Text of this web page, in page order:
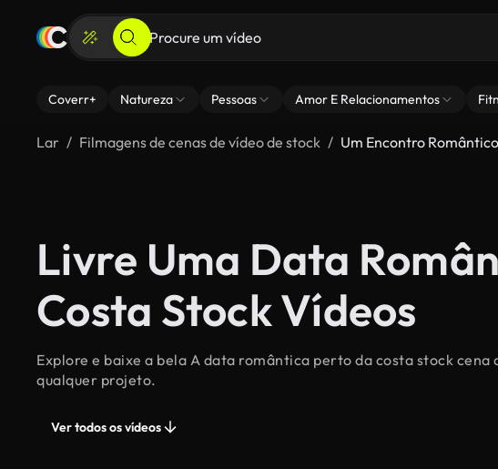
Coverr+ Natureza Pessoas Amor E Relacionamentos
Lar Filmagens de cenas de vídeo de stock Um Encontro
Livre Uma Data
Costa Stock Vídeos
Explore e baixe a bela A data romântica perto da costa stock cena
qualquer projeto.
Ver todos os vídeos